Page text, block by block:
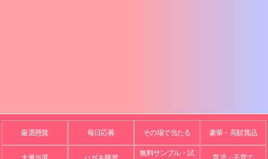
厳選懸賞 毎日応募 その場で当たる 豪華・高額賞品
無料サンプル・試